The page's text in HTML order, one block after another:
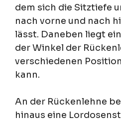
dem sich die Sitztiefe
nach vorne und nach
lässt. Daneben liegt
der Winkel der
verschiedenen
kann.
An der Rückenlehne
hinaus eine